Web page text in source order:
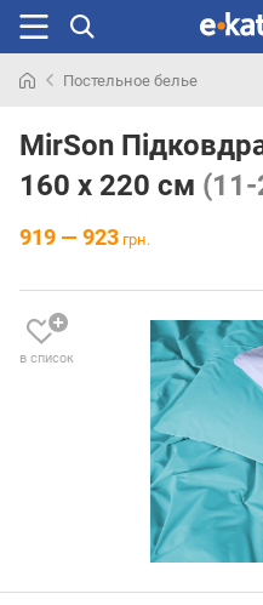
раньше
Постельное белье
MirSon
160 x 220 см
919 — 923 грн.
в список